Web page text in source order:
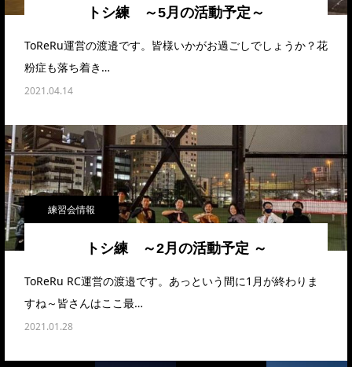
トシ練 ～5月の活動予定～
ToReRu運営の渡邉です。皆様いかがお過ごしでしょうか？花
粉症も落ち着き…
2021.04.14
練習会情報
トシ練 ～2月の活動予定 ～
ToReRu RC運営の渡邉です。あっという間に1月が終わりま
すね～皆さんはここ最…
2021.01.28